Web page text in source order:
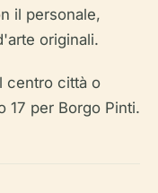
il personale,
originali.
centro città o
17 per Borgo Pinti.